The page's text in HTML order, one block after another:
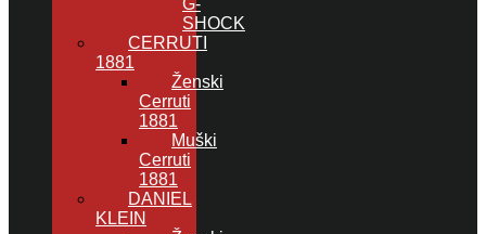
G-
SHOCK
CERRUTI
1881
Ženski
Cerruti
1881
Muški
Cerruti
1881
DANIEL
KLEIN